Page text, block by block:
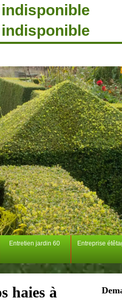
indisponible
indisponible
Entretien jardin 60 Entreprise
haies à